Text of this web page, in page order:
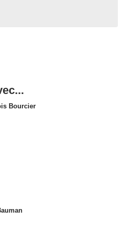
Bourcier